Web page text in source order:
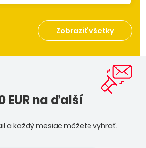
Zobraziť všetky
EUR na ďalší
a každý mesiac môžete vyhrať.